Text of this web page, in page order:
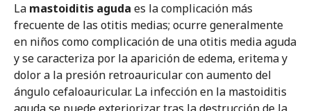
La mastoiditis aguda es la complicación más
frecuente de las otitis medias; ocurre generalmente
en niños como complicación de una otitis media aguda
y se caracteriza por la aparición de edema, eritema y
dolor a la presión retroauricular con aumento del
ángulo cefaloauricular. La infección en la mastoiditis